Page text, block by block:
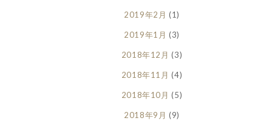
2019年2月 (1)
2019年1月 (3)
2018年12月 (3)
2018年11月 (4)
2018年10月 (5)
2018年9月 (9)